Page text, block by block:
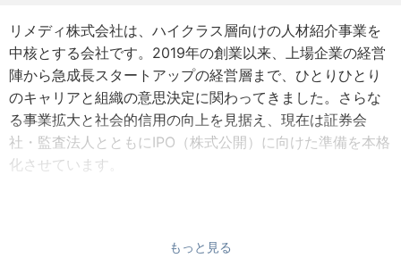
リメディ株式会社は、ハイクラス層向けの人材紹介事業を
中核とする会社です。2019年の創業以来、上場企業の経営
陣から急成長スタートアップの経営層まで、ひとりひとり
のキャリアと組織の意思決定に関わってきました。さらな
る事業拡大と社会的信用の向上を見据え、現在は証券会
社・監査法人とともにIPO（株式公開）に向けた準備を本格
化させています。
伝えることを目指したメディアを運営しており、現在は
もっと見る